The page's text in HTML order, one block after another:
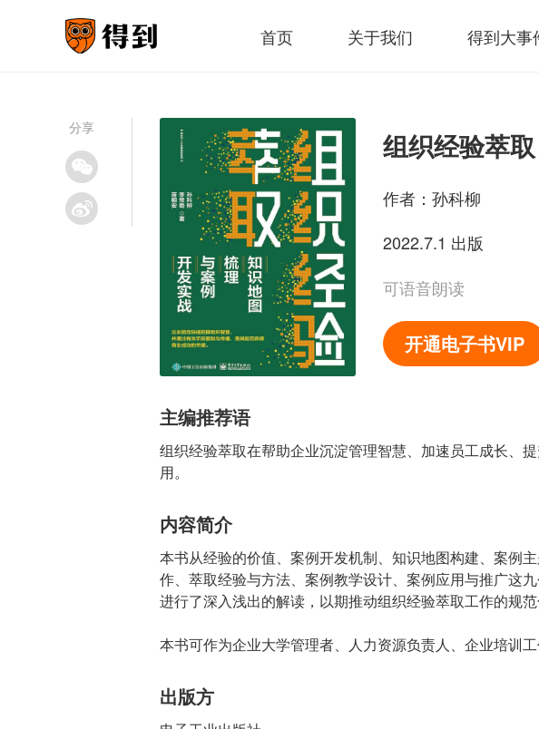
首页 关于我们 得到大事
分享
作者： 孙科柳
2022.7.1 出版
可语音朗读
开通电子书VIP
主编推荐语
组织经验萃取在帮助企业沉淀管理智慧、加速员工成长、
用。
内容简介
本书从经验的价值、案例开发机制、知识地图构建、案例
作、萃取经验与方法、案例教学设计、案例应用与推广这
进行了深入浅出的解读，以期推动组织经验萃取工作的规范
本书可作为企业大学管理者、人力资源负责人、企业培训工
出版方